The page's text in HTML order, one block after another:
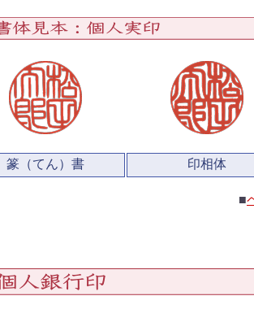
篆（てん）書 印相体
■